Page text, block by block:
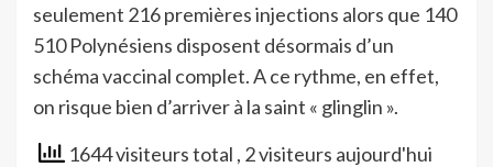
seulement 216 premières injections alors que 140
510 Polynésiens disposent désormais d’un
schéma vaccinal complet. A ce rythme, en effet,
on risque bien d’arriver à la saint « glinglin ».
1644 visiteurs total , 2 visiteurs aujourd'hui